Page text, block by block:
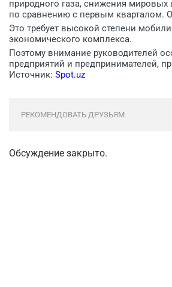
природного газа, снижения мировых
по сравнению с первым кварталом.
Это требует высокой степени
экономического комплекса.
Поэтому внимание руководителей
предприятий и предпринимателей,
Источник: Spot.uz
РЕКОМЕНДОВАТЬ ДРУЗЬЯМ
Обсуждение закрыто.